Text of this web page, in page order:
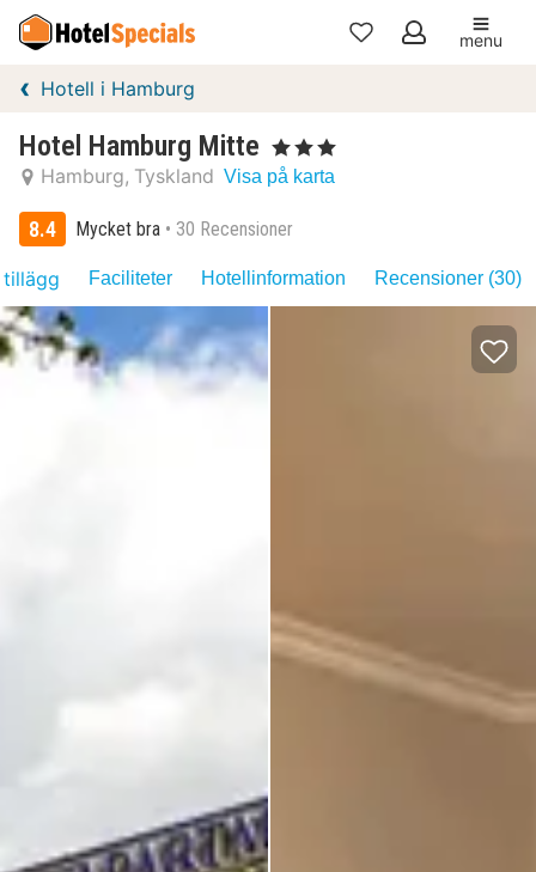
Mina
menu
Hotell i Hamburg
Hotel Hamburg Mitte , 3 Stjärnor
Hamburg Tyskland Visa på karta
8.4 Mycket bra 30 Recensioner
Faciliteter Hotellinformation Recensioner (30)